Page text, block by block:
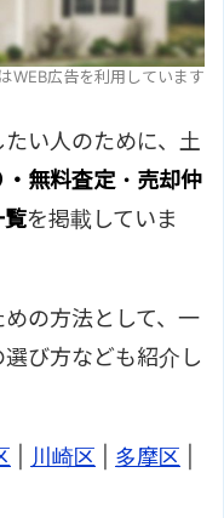
WEB広告を利用しています
い人のために、土
・無料査定・売却仲
覧を掲載していま
の方法として、一
び方なども紹介し
川崎区 多摩区